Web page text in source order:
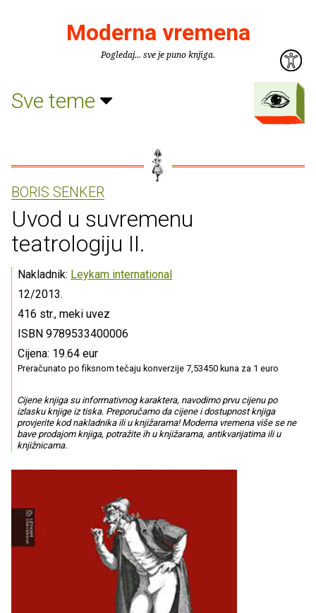
Moderna vremena
Pogledaj... sve je puno knjiga.
Sve teme
BORIS SENKER
Uvod u suvremenu
teatrologiju II.
Nakladnik: Leykam international
12/2013.
416 str., meki uvez
ISBN 9789533400006
Cijena: 19.64 eur
Preračunato po fiksnom tečaju konverzije 7,53450 kuna za 1 euro
Cijene knjiga su informativnog karaktera, navodimo prvu cijenu po
izlasku knjige iz tiska. Preporučamo da cijene i dostupnost knjiga
provjerite kod nakladnika ili u knjižarama! Moderna vremena više se ne
bave prodajom knjiga, potražite ih u knjižarama, antikvarijatima ili u
knjižnicama.